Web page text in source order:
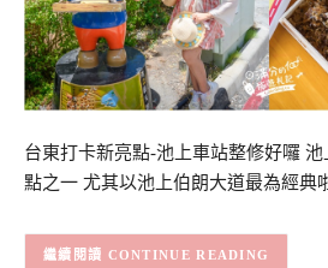
台東打卡新亮點-池上車站整修好囉
點之一 尤其以池上伯朗大道最為經
CONTINUE READING